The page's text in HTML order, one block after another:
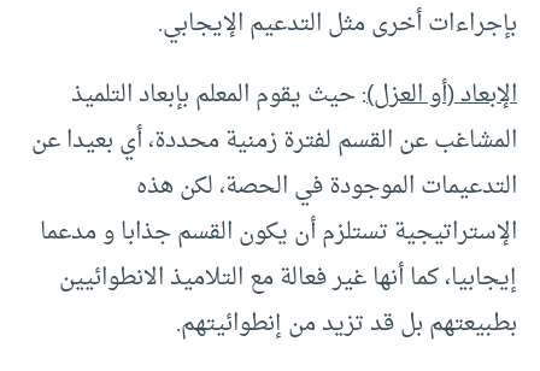
بإجراءات أخرى مثل التدعيم الإيجابي.
الإبعاد (أو العزل): حيث يقوم المعلم بإبعاد التلميذ
المشاغب عن القسم لفترة زمنية محددة، أي بعيدا عن
التدعيمات الموجودة في الحصة، لكن هذه
الإستراتيجية تستلزم أن يكون القسم جذابا و مدعما
إيجابيا، كما أنها غير فعالة مع التلاميذ الانطوائيين
بطبيعتهم بل قد تزيد من إنطوائيتهم.